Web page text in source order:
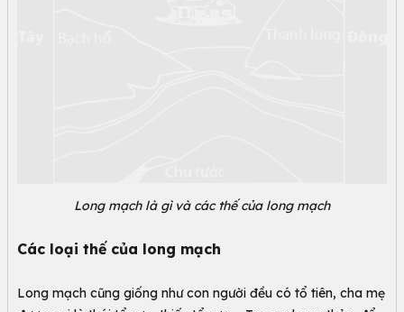
Long mạch là gì và các thế của long mạch
Các loại thế của long mạch
Long mạch cũng giống như con người đều có tổ tiên, cha mẹ